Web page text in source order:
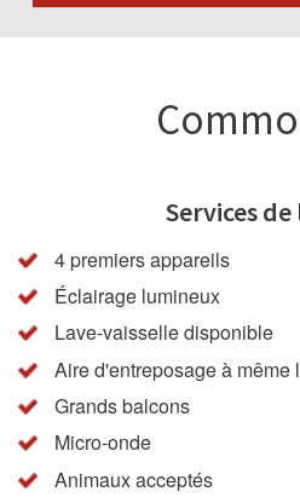
Services
4 premiers appareils
Éclairage lumineux
Lave-vaisselle disponible
Aire d'entreposage à même
Grands balcons
Micro-onde
Animaux acceptés